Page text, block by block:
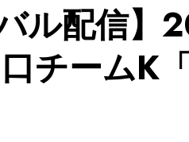
バル配信
口チームK